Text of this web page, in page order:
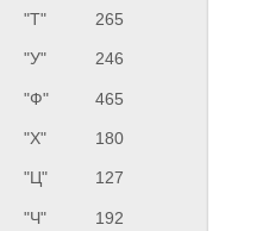
"Т" 265
"У" 246
"Ф" 465
"Х" 180
"Ц" 127
"Ч" 192